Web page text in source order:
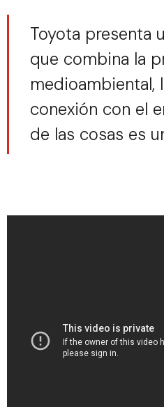
Toyota presenta
que combina la
medioambiental,
conexión con el
de las cosas es